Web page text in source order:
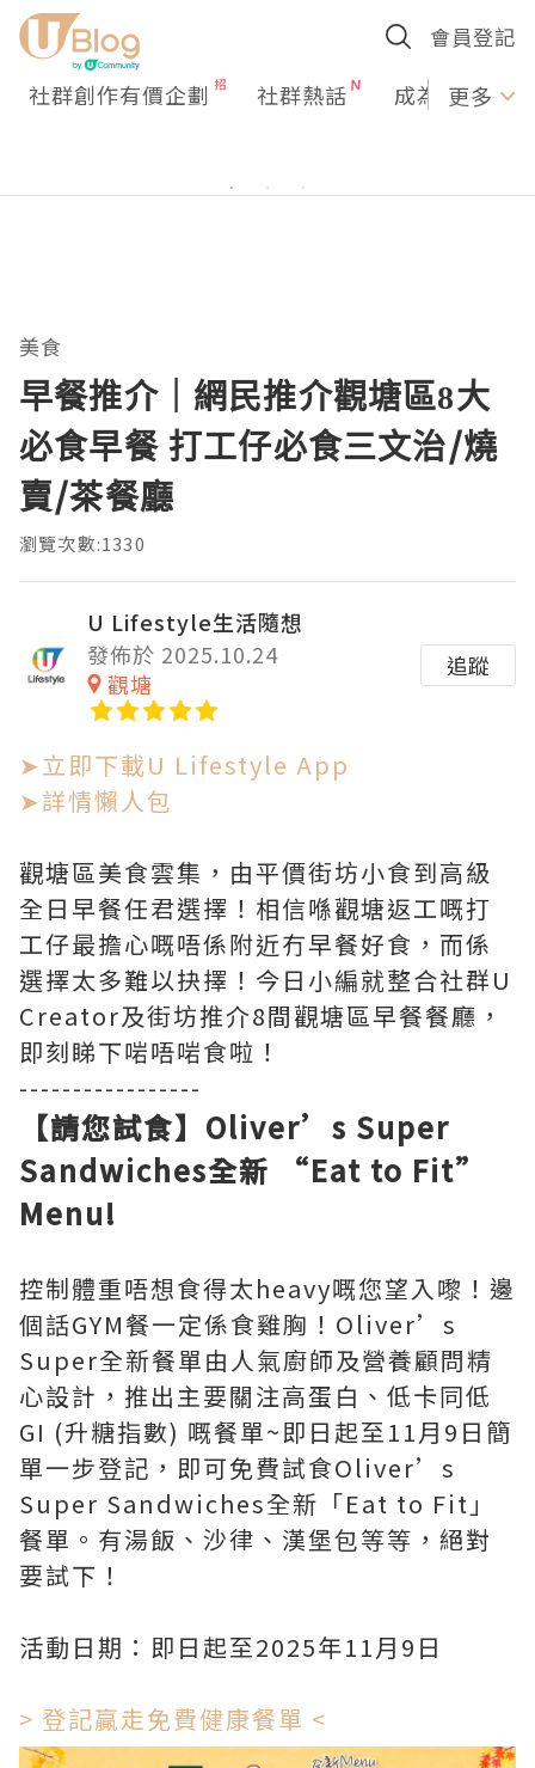
會員登記
社群創作有價企劃 社群熱話 成為U更多
美食
早餐推介｜網民推介觀塘區8大
必食早餐 打工仔必食三文治/燒
賣/茶餐廳
瀏覽次數:1330
U Lifestyle生活隨想
發佈於 2025.10.24
觀塘
追蹤
➤立即下載U Lifestyle App
➤詳情懶人包
觀塘區美食雲集，由平價街坊小食到高級
全日早餐任君選擇！相信喺觀塘返工嘅打
工仔最擔心嘅唔係附近冇早餐好食，而係
選擇太多難以抉擇！今日小編就整合社群U
Creator及街坊推介8間觀塘區早餐餐廳，
即刻睇下啱唔啱食啦！
-----------------
【請您試食】Oliver’s Super
Sandwiches全新 “Eat to Fit”
Menu!
控制體重唔想食得太heavy嘅您望入嚟！邊
個話GYM餐一定係食雞胸！Oliver’s
Super全新餐單由人氣廚師及營養顧問精
心設計，推出主要關注高蛋白、低卡同低
GI (升糖指數) 嘅餐單~即日起至11月9日簡
單一步登記，即可免費試食Oliver’s
Super Sandwiches全新「Eat to Fit」
餐單。有湯飯、沙律、漢堡包等等，絕對
要試下！
活動日期：即日起至2025年11月9日
> 登記贏走免費健康餐單 <